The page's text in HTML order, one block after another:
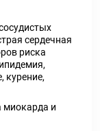
сердечная
риска
курение,
миокарда и